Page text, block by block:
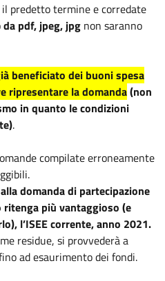
predetto termine e corredate
da pdf, jpeg, jpg non saranno
beneficiato dei buoni spesa
ripresentare la domanda(non
in quanto le condizioni
.
compilate erroneamente
domanda di partecipazione
ritenga più vantaggioso (e
l’ISEE corrente, anno 2021.
residue, si provvederà a
ad esaurimento dei fondi.